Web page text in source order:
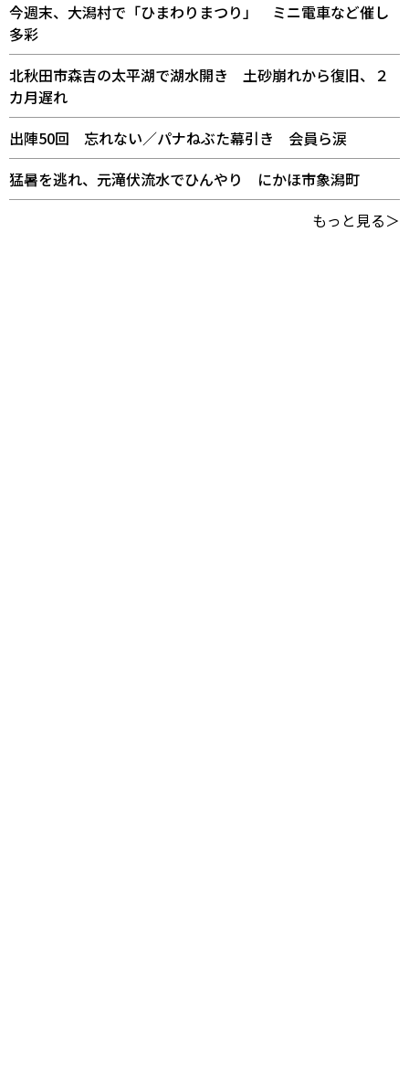
今週末、大潟村で「ひまわりまつり」 ミニ電車など催し
多彩
北秋田市森吉の太平湖で湖水開き 土砂崩れから復旧、２
カ月遅れ
出陣50回 忘れない／パナねぶた幕引き 会員ら涙
猛暑を逃れ、元滝伏流水でひんやり にかほ市象潟町
もっと見る＞